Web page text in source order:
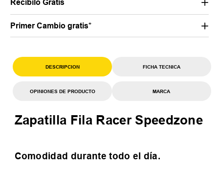
Recibilo Gratis
Primer Cambio gratis*
DESCRIPCION FICHA TECNICA
OPINIONES DE PRODUCTO MARCA
Zapatilla Fila Racer Speedzone
Comodidad durante todo el día.